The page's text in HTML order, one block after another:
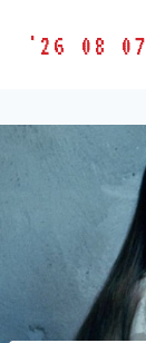
胶
味
LETSFILM
'26 08 07